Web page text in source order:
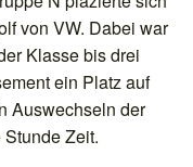
von VW. Dabei war
Klasse bis drei
ein Platz auf
Auswechseln der
Zeit.